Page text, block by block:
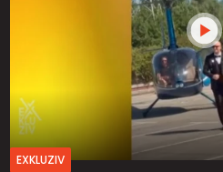
EXKLUZIV